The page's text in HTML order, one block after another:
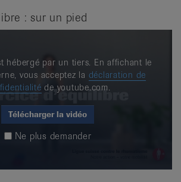
: sur un pied
hébergé par un tiers. En affichant le
vous acceptez la déclaration de
de youtube.com.
Télécharger la vidéo
Ne plus demander